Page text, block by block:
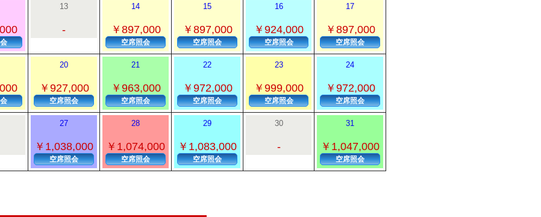
13
-
14
￥897,000
空席照会
15
￥897,000
空席照会
16
￥924,000
空席照会
17
￥897,000
空席照会
20
￥927,000
空席照会
21
￥963,000
空席照会
22
￥972,000
空席照会
23
￥999,000
空席照会
24
￥972,000
空席照会
27
￥1,038,000
空席照会
28
￥1,074,000
空席照会
29
￥1,083,000
空席照会
30
-
31
￥1,047,000
空席照会